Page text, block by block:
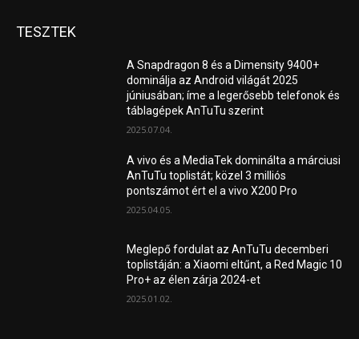
TESZTEK
A Snapdragon 8 és a Dimensity 9400+
dominálja az Android világát 2025
júniusában; íme a legerősebb telefonok és
táblagépek AnTuTu szerint
2025.07.04.
A vivo és a MediaTek dominálta a márciusi
AnTuTu toplistát; közel 3 milliós
pontszámot ért el a vivo X200 Pro
2025.04.05.
Meglepő fordulat az AnTuTu decemberi
toplistáján: a Xiaomi eltűnt, a Red Magic 10
Pro+ az élen zárja 2024-et
2025.01.02.